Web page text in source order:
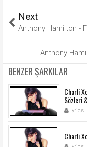
Next
Anthony Hamilton -
Anthony
BENZER ŞARKILAR
Charli
Sözleri
lyrics
Charli